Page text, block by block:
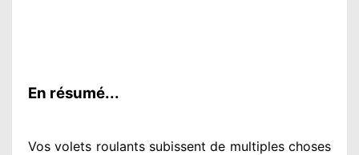
En résumé...
Vos volets roulants subissent de multipleschoses